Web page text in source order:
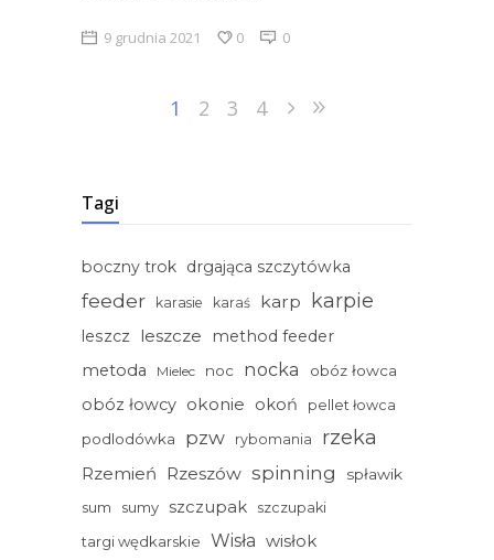
9 grudnia 2021 0 0
1 2 3 4
Tagi
boczny trok drgająca szczytówka
feeder karasie karaś karp karpie
leszcz leszcze
method feeder
metoda
Mielec noc nocka obóz łowca
obóz łowcy okonie okoń pellet łowca
podlodówka pzw rybomania rzeka
Rzemień Rzeszów spinning
spławik
sum
sumy szczupak szczupaki
targi wędkarskie Wisła wisłok